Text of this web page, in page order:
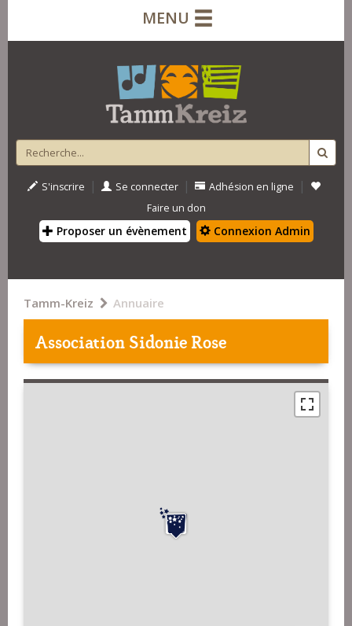
MENU
S'inscrire | Se connecter | Adhésion en ligne |
Faire un don
Proposer un évènement Connexion Admin
Tamm-Kreiz Annuaire
Association Sidonie Rose